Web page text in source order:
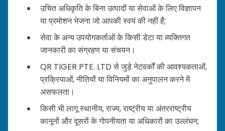
उचित अधिकृति के बिना उत्पादों या सेवाओं के लिए विज्ञापन
या प्रमोशन भेजना जो आपकी स्वयं की नहीं हैं;
सेवा के अन्य उपयोगकर्ताओं के किसी डेटा या व्यक्तिगत
जानकारी का संग्रहण या संचयन।
QR TIGER PTE. LTD से जुड़े नेटवर्कों की आवश्यकताओं,
प्रक्रियाओं, नीतियों या विनियमों का अनुपालन करने में
असफलता।
किसी भी लागू स्थानीय, राज्य, राष्ट्रीय या अंतरराष्ट्रीय
कानूनों और दूसरों के गोपनीयता या अधिकारों का उल्लंघन;